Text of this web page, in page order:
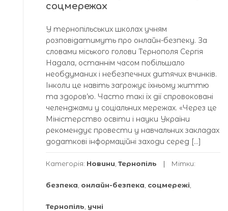
соцмережах
У тернопільських школах учням
розповідатимуть про онлайн-безпеку. За
словами міського голови Тернополя Сергія
Надала, останнім часом побільшало
необдуманих і небезпечних дитячих вчинків.
Інколи це навіть загрожує їхньому життю
та здоров’ю. Часто такі їх дії спровоковані
челенджами у соціальних мережах. «Через це
Міністерство освіти і науки України
рекомендує провести у навчальних закладах
додаткові інформаційні заходи серед […]
Категорія: Новини Тернопіль Мітки:
безпека онлайн-безпека соцмережі
Тернопіль учні